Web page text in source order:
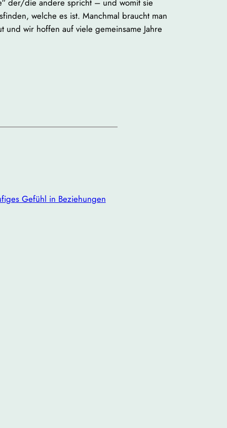
der/die andere spricht – und womit sie
welche es ist. Manchmal braucht man
wir hoffen auf viele gemeinsame Jahre
Gefühl in Beziehungen